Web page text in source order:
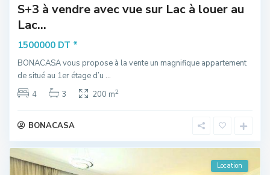
S+3 à vendre avec vue sur Lac à louer au
Lac...
1500000 DT *
BONACASA vous propose à la vente un magnifique appartement
de situé au 1er étage d’u ...
4
3 200 m2
BONACASA
Location